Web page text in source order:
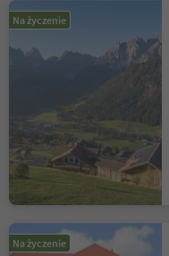
Na życzenie
Na życzenie